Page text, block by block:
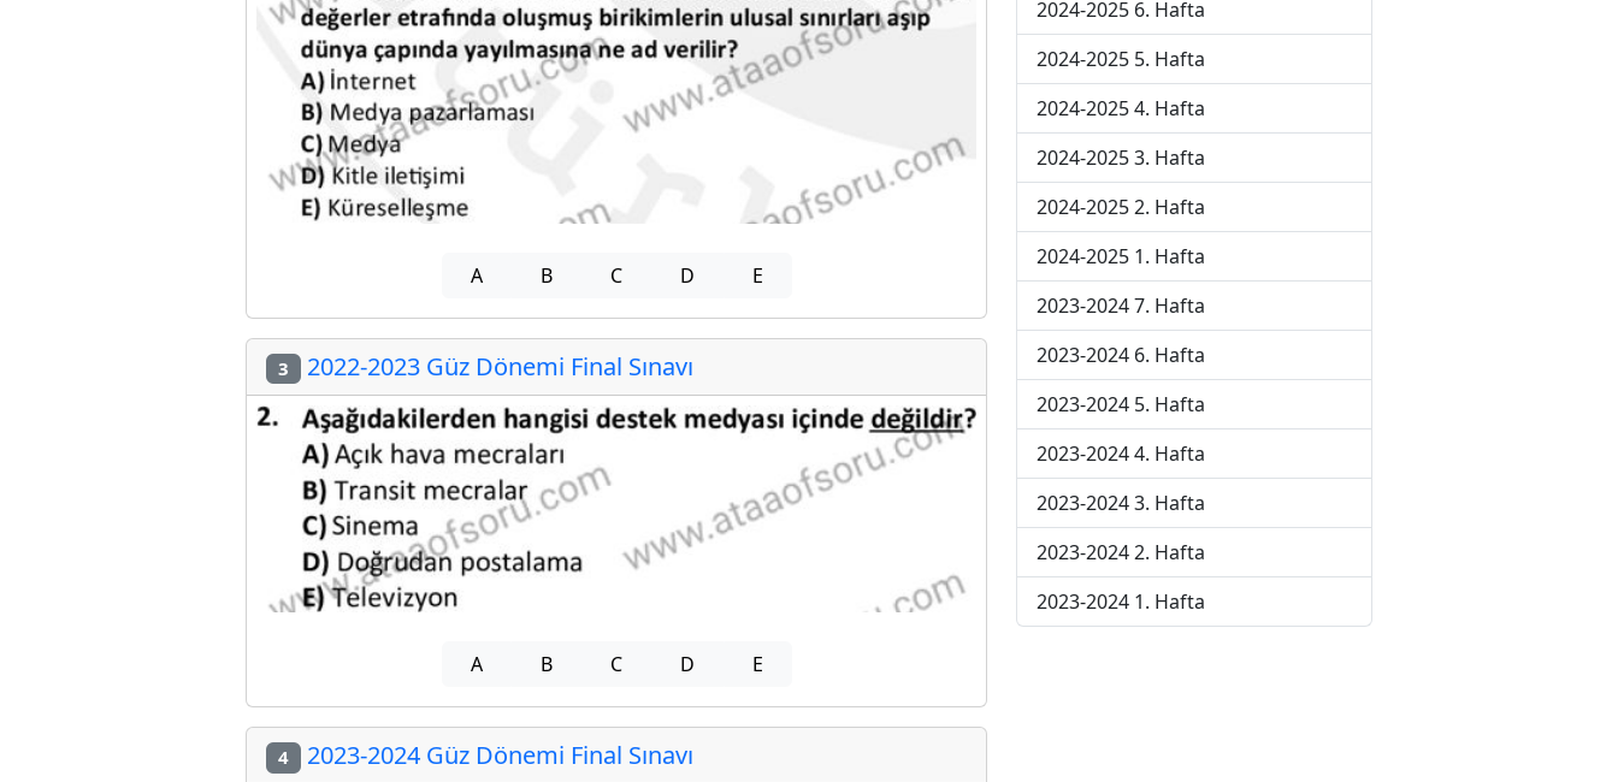
A B C D E
3 2022-2023 Güz Dönemi Final Sınavı
A B C D E
4 2023-2024 Güz Dönemi Final Sınavı
2024-2025 6. Hafta
2024-2025 5. Hafta
2024-2025 4. Hafta
2024-2025 3. Hafta
2024-2025 2. Hafta
2024-2025 1. Hafta
2023-2024 7. Hafta
2023-2024 6. Hafta
2023-2024 5. Hafta
2023-2024 4. Hafta
2023-2024 3. Hafta
2023-2024 2. Hafta
2023-2024 1. Hafta